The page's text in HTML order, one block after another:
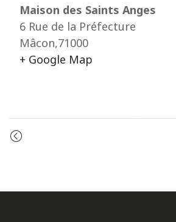
Maison des Saints Anges
6 Rue de la Préfecture
Mâcon,71000
+ Google Map
Event